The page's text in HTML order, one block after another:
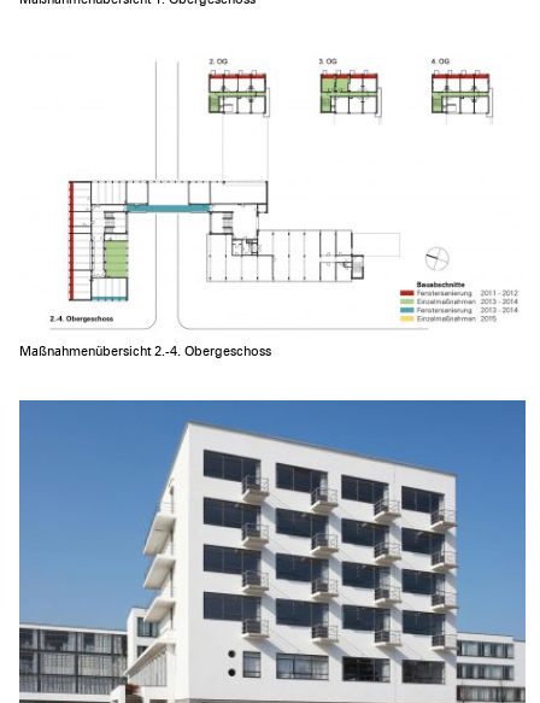
Maßnahmenübersicht 2.-4. Obergeschoss